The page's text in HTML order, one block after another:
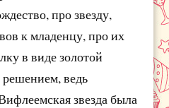
про звезду,
к младенцу, про их
в виде золотой
решением, ведь
звезда была